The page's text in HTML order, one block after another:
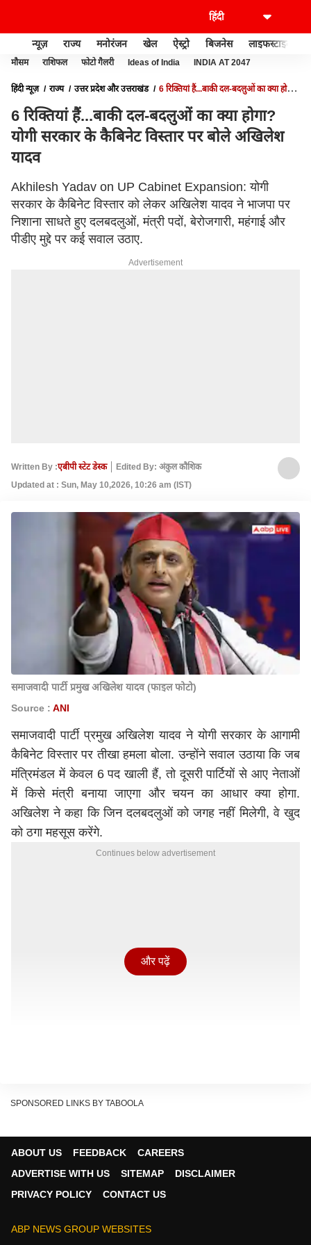
न्यूज़ राज्य मनोरंजन खेल ऐस्ट्रो बिजनेस लाइफस्टाइल
मौसम राशिफल फोटो गैलरी Ideas of India INDIA AT 2047
हिंदी न्यूज़ राज्य उत्तर प्रदेश और उत्तराखंड
6 रिक्तियां हैं...बाकी दल-बदलुओं का क्या होगा?
6 रिक्तियां हैं...बाकी दल-बदलुओं का क्या होगा?
योगी सरकार के कैबिनेट विस्तार पर बोले अखिलेश
यादव
Akhilesh Yadav on UP Cabinet Expansion: योगी
सरकार के कैबिनेट विस्तार को लेकर अखिलेश यादव ने भाजपा पर
निशाना साधते हुए दलबदलुओं, मंत्री पदों, बेरोजगारी, महंगाई और
पीडीए मुद्दे पर कई सवाल उठाए.
Advertisement
Written By :एबीपी स्टेट डेस्क
Edited By: अंकुल कौशिक
Updated at : Sun, May 10,2026, 10:26 am (IST)
समाजवादी पार्टी प्रमुख अखिलेश यादव (फाइल फोटो)
Source : ANI
समाजवादी पार्टी प्रमुख अखिलेश यादव ने योगी सरकार के आगामी
कैबिनेट विस्तार पर तीखा हमला बोला. उन्होंने सवाल उठाया कि जब
मंत्रिमंडल में केवल 6 पद खाली हैं, तो दूसरी पार्टियों से आए नेताओं
में किसे मंत्री बनाया जाएगा और चयन का आधार क्या होगा.
अखिलेश ने कहा कि जिन दलबदलुओं को जगह नहीं मिलेगी, वे खुद
को ठगा महसूस करेंगे.
Continues below advertisement
सरकार में भ्रष्टाचार, बेरोजगारी और महंगाई लगातार बढ़ी है.
और पढ़ें
SPONSORED LINKS BY TABOOLA
ABOUT US FEEDBACK
CAREERS
ADVERTISE WITH US
SITEMAP
DISCLAIMER
PRIVACY POLICY
CONTACT US
ABP NEWS GROUP WEBSITES